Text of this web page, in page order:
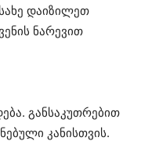
დაიზილეთ
ნარევით
განსაკუთრებით
კანისთვის.